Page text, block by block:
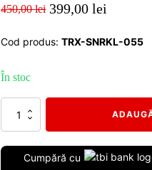
450,00lei
Prețul
inițial
450,00 lei.
399,00lei
Prețul
curent
Cod produs:TRX-SNRKL-055
În stoc
Cantitate
Land
Cruiser
Cumpără cu